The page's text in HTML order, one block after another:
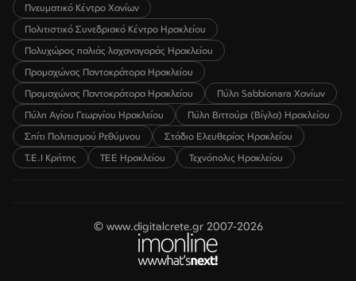
Πνευματικό Κέντρο Χανίων
Πολιτιστικό Συνεδριακό Κέντρο Ηρακλείου
Πολυχώρος παλιάς λαχαναγοράς Ηρακλείου
Προμαχώνας Παντοκράτορα Ηρακλείου
Προμαχώνας Παντοκράτορα Ηρακλείου
Πύλη Sabbionara Χανίων
Πύλη Αγίου Γεωργίου Ηρακλείου
Πύλη Βιττούρι (Βίγλα) Ηρακλείου
Σπίτι Πολιτισμού Ρεθύμνου
Στάδιο Ελευθερίας Ηρακλείου
Τ.Ε.Ι Κρήτης
ΤΕΕ Ηρακλείου Τεχνόπολις Ηρακλείου
© www.digitalcrete.gr 2007-2026